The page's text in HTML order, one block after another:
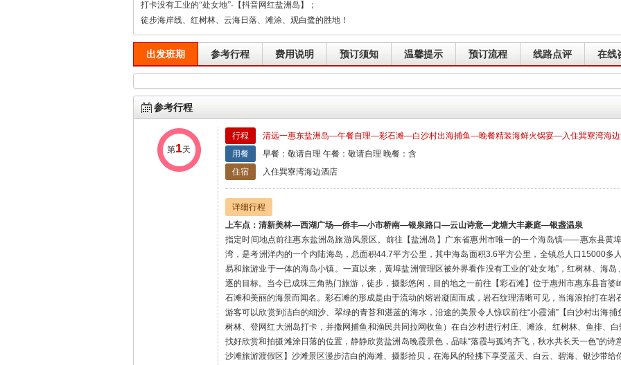
打卡没有工业的“处女地”-【抖音网红盐洲岛】；
徒步海岸线、红树林、云海日落、滩涂、观白鹭的胜地！
出发班期 参考行程 费用说明 预订须知 温馨提示 预订流程 线路点评 在线
参考行程
第1天
行程
清远一惠东盐洲岛—午餐自理—彩石滩—白沙村出海捕鱼—晚餐精装海鲜火锅宴—入住巽寮湾海边
用餐
早餐：敬请自理 午餐：敬请自理 晚餐：含
住宿
入住巽寮湾海边酒店
详细行程
上车点：清新美林—西湖广场—侨丰—小市桥南—银泉路口—云山诗意—龙塘大丰豪庭—银盏温泉
指定时间地点前往惠东盐洲岛旅游风景区。前往【盐洲岛】广东省惠州市唯一的一个海岛镇——惠东县黄
湾，是考洲洋内的一个内陆海岛，总面积44.7平方公里，其中海岛面积3.6平方公里，全镇总人口15000多
易和旅游业于一体的海岛小镇。一直以来，黄埠盐洲管理区被外界看作没有工业的“处女地”，红树林、海
逐的目标。当今已成珠三角热门旅游，徒步，摄影悠闲，目的地之一前往【彩石滩】位于惠州市惠东县盲
石滩和美丽的海景而闻名。彩石滩的形成是由于流动的熔岩凝固而成，岩石纹理清晰可见，当海浪拍打在
游客可以欣赏到洁白的细沙、翠绿的青苔和湛蓝的海水，沿途的美景令人惊叹前往“小霞浦”【白沙村出海
树林、登网红大洲岛打卡，并撒网捕鱼和渔民共同拉网收鱼）在白沙村进行村庄、滩涂、红树林、鱼排、
找好欣赏和拍摄滩涂日落的位置，静静欣赏盐洲岛晚霞景色，品味“落霞与孤鸿齐飞，秋水共长天一色”的诗
沙滩旅游渡假区】沙滩景区漫步洁白的海滩、摄影拾贝，在海风的轻拂下享受蓝天、白云、碧海、银沙带